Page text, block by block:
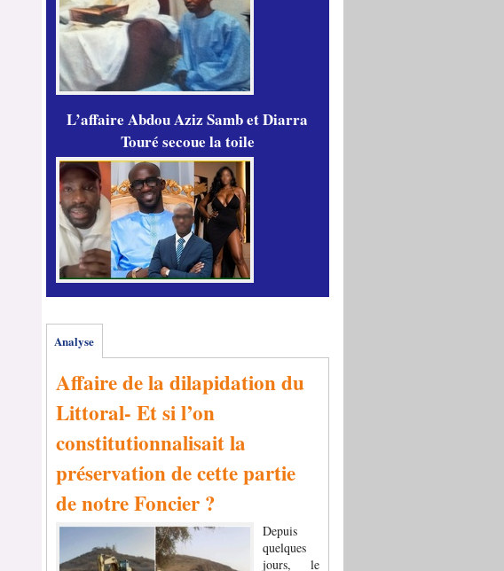
L’affaire Abdou Aziz Samb et Diarra
Touré secoue la toile
Analyse
Affaire de la dilapidation du
Littoral- Et si l’on
constitutionnalisait la
préservation de cette partie
de notre Foncier ?
Depuis
quelques
jours, le